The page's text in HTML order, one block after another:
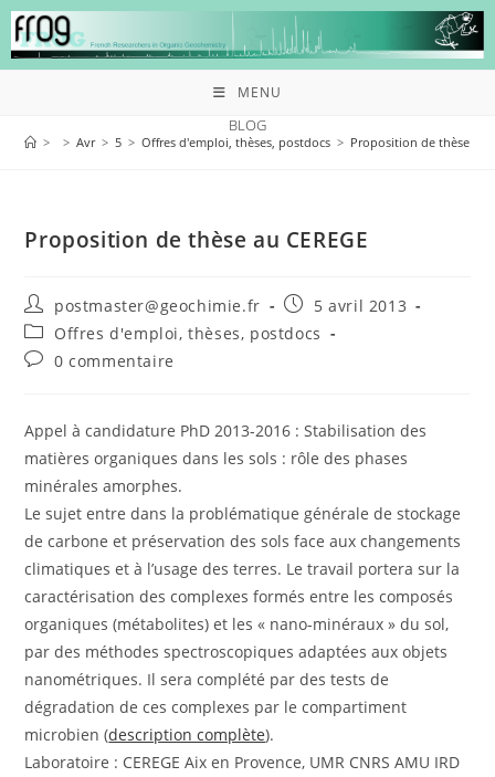
MENU
BLOG
> > Avr > 5 > Offres d'emploi, thèses, postdocs > Proposition de thèse au
Proposition de thèse au CEREGE
postmaster@geochimie.fr
5 avril 2013
Offres d'emploi, thèses, postdocs
0 commentaire
Appel à candidature PhD 2013-2016 : Stabilisation des
matières organiques dans les sols : rôle des phases
minérales amorphes.
Le sujet entre dans la problématique générale de stockage
de carbone et préservation des sols face aux changements
climatiques et à l’usage des terres. Le travail portera sur la
caractérisation des complexes formés entre les composés
organiques (métabolites) et les « nano-minéraux » du sol,
par des méthodes spectroscopiques adaptées aux objets
nanométriques. Il sera complété par des tests de
dégradation de ces complexes par le compartiment
microbien (description complète).
Laboratoire : CEREGE Aix en Provence, UMR CNRS AMU IRD